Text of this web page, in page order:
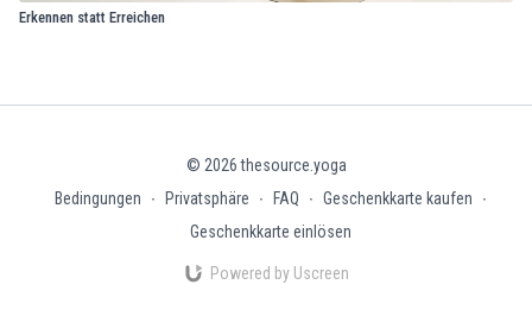
Erkennen statt Erreichen
© 2026 thesource.yoga
Bedingungen
∙ Privatsphäre ∙ FAQ ∙ Geschenkkarte kaufen
∙
Geschenkkarte einlösen
Powered by Uscreen